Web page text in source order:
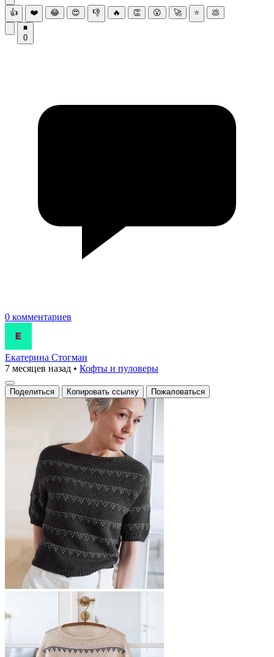
👍 ❤️ 😂 😍 👎 🔥 👏 😮 🚀 ⭐ 💩
0
0 комментариев
Екатерина Стогман
7 месяцев назад • Кофты и пуловеры
Поделиться Копировать ссылку Пожаловаться